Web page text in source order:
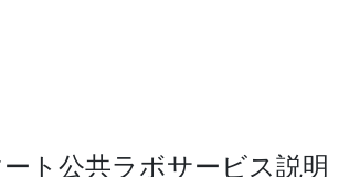
ト公共ラボサービス説明